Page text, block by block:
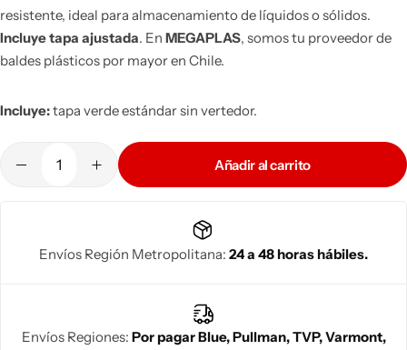
resistente, ideal para almacenamiento de líquidos o sólidos.
Incluye tapa ajustada. En MEGAPLAS, somos tu proveedor de
baldes plásticos por mayor en Chile.
Incluye:tapa verde estándar sin vertedor.
Añadir al carrito
Envíos Región Metropolitana: 24 a 48 horas hábiles.
Envíos Regiones: Por pagar Blue, Pullman, TVP, Varmont,
Bidones Plásticos 60 Litros
Botellas PET 1 Litro
Botellas PET 1.5 Litros
Botellas PET 2 Litros
Botellas PET 3 Litros